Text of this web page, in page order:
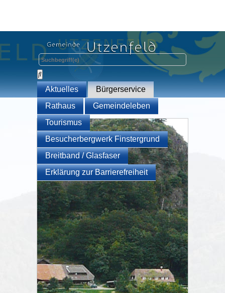
Aktuelles
Bürgerservice
Rathaus
Gemeindeleben
Tourismus
Besucherbergwerk Finstergrund
Breitband / Glasfaser
Erklärung zur Barrierefreiheit